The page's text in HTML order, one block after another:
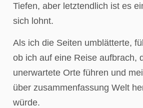
Tiefen, aber letztendlich ist es
sich lohnt.
Als ich die Seiten umblätterte,
ob ich auf eine Reise aufbrach,
unerwartete Orte führen und
über zusammenfassung Welt
würde.